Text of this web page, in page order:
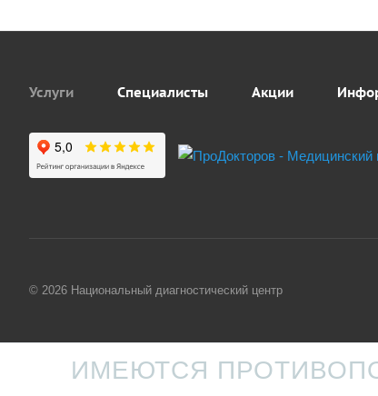
Услуги Специалисты Акции
© 2026 Национальный диагностический центр
ИМЕЮТСЯ